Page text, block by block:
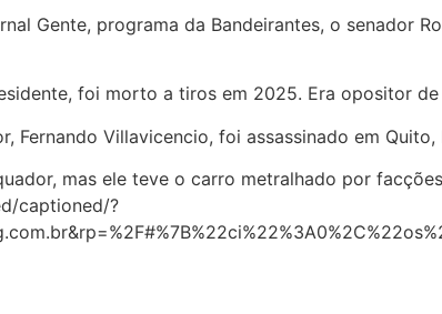
Gente, programa da Bandeirantes, o senador
foi morto a tiros em 2025. Era opositor
Fernando Villavicencio, foi assassinado em
mas ele teve o carro metralhado por
captioned/?